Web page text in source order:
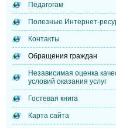
Педагогам
Полезные Интернет-
Контакты
Обращения граждан
Независимая оценка
условий оказания услуг
Гостевая книга
Карта сайта